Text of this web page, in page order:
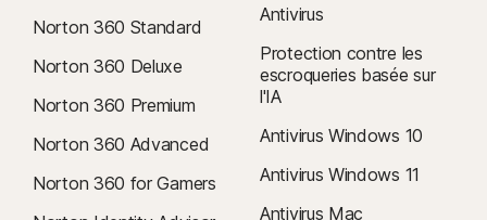
Norton 360 Standard
Norton 360 Deluxe
Norton 360 Premium
Norton 360 Advanced
Norton 360 for Gamers
Antivirus
Protection contre les
escroqueries basée sur
l'IA
Antivirus Windows 10
Antivirus Windows 11
Antivirus Mac